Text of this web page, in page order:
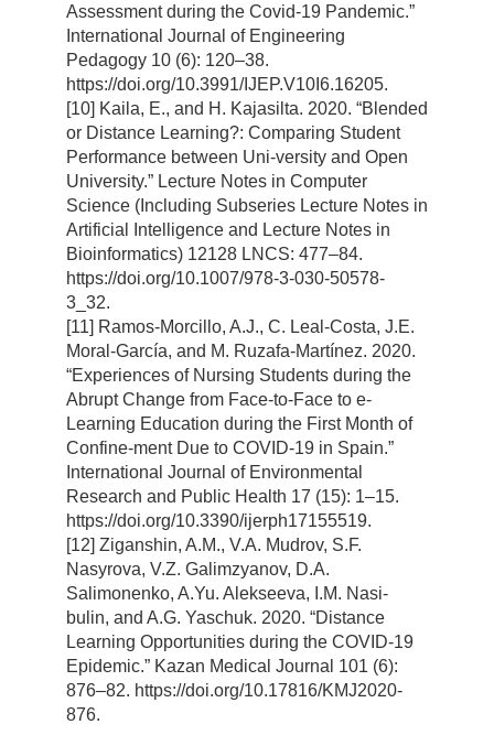
Assessment during the Covid-19 Pandemic.”
International Journal of Engineering
Pedagogy 10 (6): 120–38.
https://doi.org/10.3991/IJEP.V10I6.16205.
[10] Kaila, E., and H. Kajasilta. 2020. “Blended
or Distance Learning?: Comparing Student
Performance between Uni-versity and Open
University.” Lecture Notes in Computer
Science (Including Subseries Lecture Notes in
Artificial Intelligence and Lecture Notes in
Bioinformatics) 12128 LNCS: 477–84.
https://doi.org/10.1007/978-3-030-50578-
3_32.
[11] Ramos-Morcillo, A.J., C. Leal-Costa, J.E.
Moral-García, and M. Ruzafa-Martínez. 2020.
“Experiences of Nursing Students during the
Abrupt Change from Face-to-Face to e-
Learning Education during the First Month of
Confine-ment Due to COVID-19 in Spain.”
International Journal of Environmental
Research and Public Health 17 (15): 1–15.
https://doi.org/10.3390/ijerph17155519.
[12] Ziganshin, A.M., V.A. Mudrov, S.F.
Nasyrova, V.Z. Galimzyanov, D.A.
Salimonenko, A.Yu. Alekseeva, I.M. Nasi-
bulin, and A.G. Yaschuk. 2020. “Distance
Learning Opportunities during the COVID-19
Epidemic.” Kazan Medical Journal 101 (6):
876–82. https://doi.org/10.17816/KMJ2020-
876.